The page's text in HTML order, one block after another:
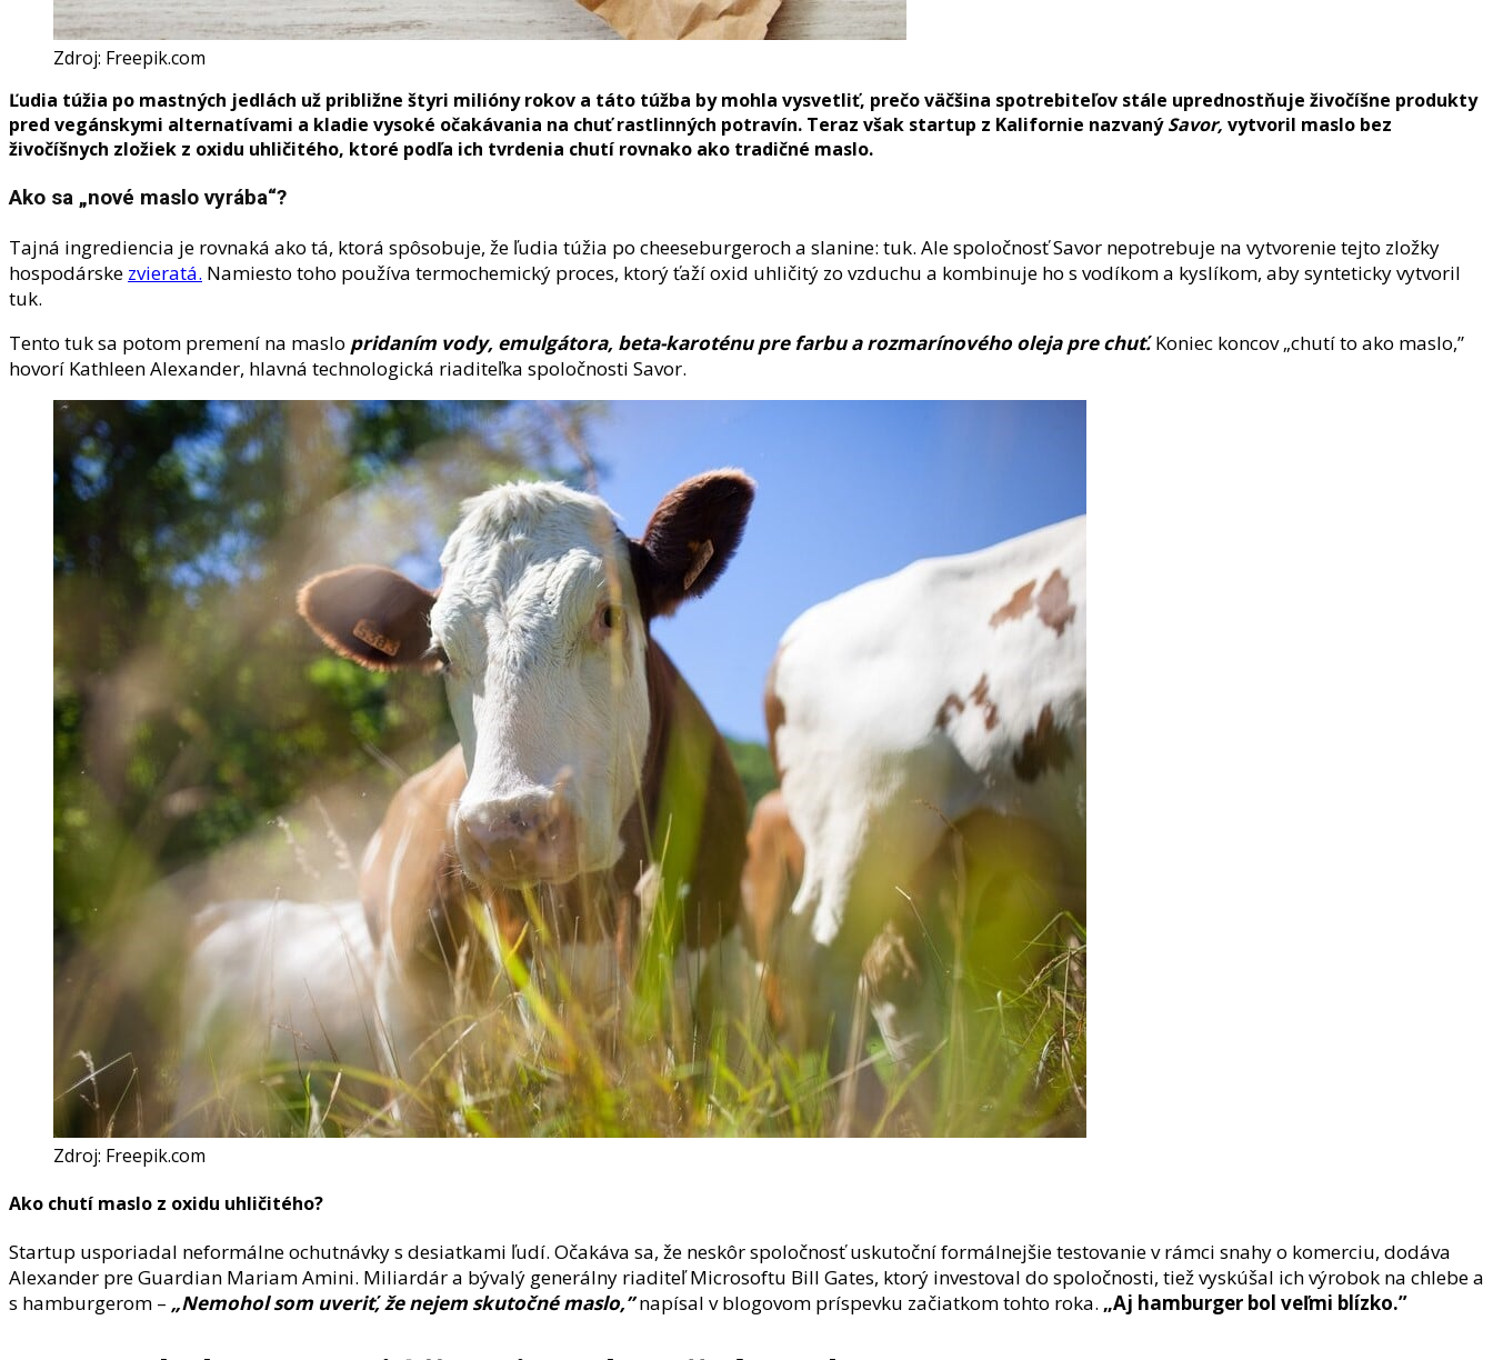
Zdroj: Freepik.com
Ľudia túžia po mastných jedlách už približne štyri milióny rokov a táto túžba by mohla vysvetliť, prečo väčšina spotrebiteľov stále uprednostňuje živočíšne produkty
pred vegánskymi alternatívami a kladie vysoké očakávania na chuť rastlinných potravín. Teraz však startup z Kalifornie nazvanýSavor, vytvoril maslo bez
živočíšnych zložiek z oxidu uhličitého, ktoré podľa ich tvrdenia chutí rovnako ako tradičné maslo.
Ako sa „nové maslo vyrába“?
Tajná ingrediencia je rovnaká ako tá, ktorá spôsobuje, že ľudia túžia po cheeseburgeroch a slanine: tuk. Ale spoločnosť Savor nepotrebuje na vytvorenie tejto zložky
hospodárske zvieratá. Namiesto toho používa termochemický proces, ktorý ťaží oxid uhličitý zo vzduchu a kombinuje ho s vodíkom a kyslíkom, aby synteticky vytvoril
tuk.
Tento tuk sa potom premení na maslo pridaním vody, emulgátora, beta-karoténu pre farbu a rozmarínového oleja pre chuť.Koniec koncov „chutí to ako maslo,”
hovorí Kathleen Alexander, hlavná technologická riaditeľka spoločnosti Savor.
Zdroj: Freepik.com
Ako chutí maslo z oxidu uhličitého?
Startup usporiadal neformálne ochutnávky s desiatkami ľudí. Očakáva sa, že neskôr spoločnosť uskutoční formálnejšie testovanie v rámci snahy o komerciu, dodáva
Alexander pre Guardian Mariam Amini. Miliardár a bývalý generálny riaditeľ Microsoftu Bill Gates, ktorý investoval do spoločnosti, tiež vyskúšal ich výrobok na chlebe a
s hamburgerom – „Nemohol som uveriť, že nejem skutočné maslo,”napísal v blogovom príspevku začiatkom tohto roka. „Aj hamburger bol veľmi blízko.”